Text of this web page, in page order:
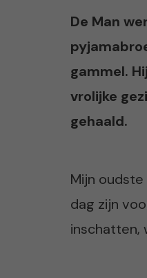
De Man
gammel.
vrolijke
gehaald.
Mijn
dag zijn
inschatten,